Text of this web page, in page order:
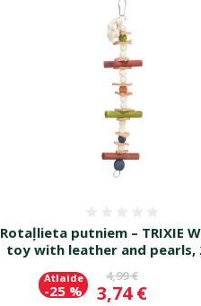
Rotaļlieta putniem – TRIXIE
toy with leather and pearls,
Oriģinālā cena
4,99 €
Cena
3,74 €
Atlaide
-25 %